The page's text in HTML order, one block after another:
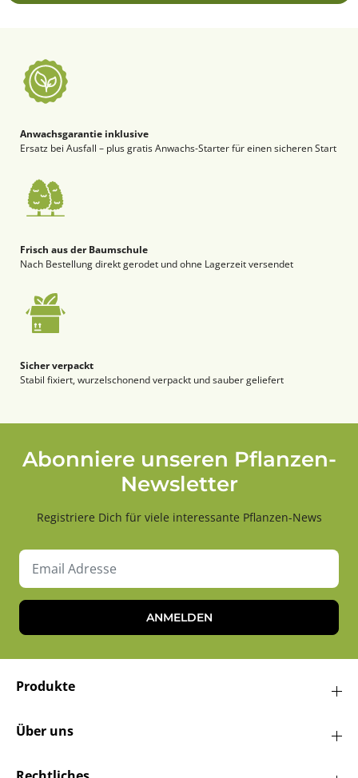
Anwachsgarantie inklusive
Ersatz bei Ausfall – plus gratis Anwachs-Starter für einen sicheren Start
Frisch aus der Baumschule
Nach Bestellung direkt gerodet und ohne Lagerzeit versendet
Sicher verpackt
Stabil fixiert, wurzelschonend verpackt und sauber geliefert
Abonniere unseren Pflanzen-
Newsletter
Registriere Dich für viele interessante Pflanzen-News
ANMELDEN
Produkte
Über uns